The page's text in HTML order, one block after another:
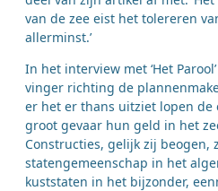
van de zee eist het tolereren
allerminst.’
In het interview met ‘Het
vinger richting de
er het er thans uitziet lopen de
groot gevaar hun geld in het
Constructies, gelijk zij
statengemeenschap in het
kuststaten in het bijzonder,